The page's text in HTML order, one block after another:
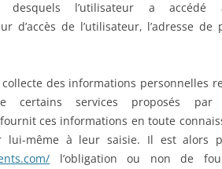
desquels l’utilisateur a accédé
d’accès de l’utilisateur, l’adresse de
des informations personnelles
certains services proposés
ces informations en toute
lui-même à leur saisie. Il est alors
l’obligation ou non de